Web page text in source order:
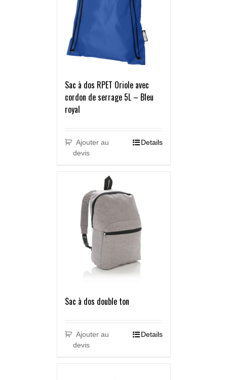
Sac à dos RPET Oriole avec
cordon de serrage 5L – Bleu
royal
Ajouter au
devis
Details
Sac à dos double ton
Ajouter au
devis
Details